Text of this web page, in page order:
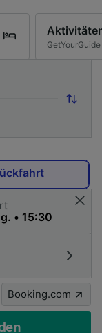
GetYourGuide
Booking.com